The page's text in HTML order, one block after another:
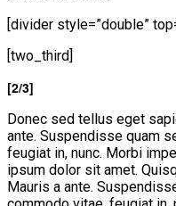
[divider style=”double”
[two_third]
[2/3]
Donec sed tellus eget
ante. Suspendisse quam
feugiat in, nunc. Morbi
ipsum dolor sit amet.
Mauris a ante.